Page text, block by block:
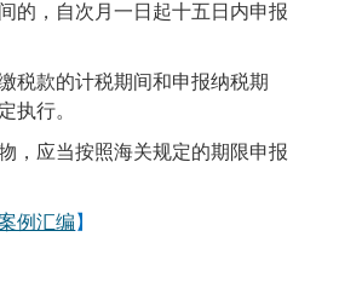
的，自次月一日起十五日内申报
税款的计税期间和申报纳税期
执行。
，应当按照海关规定的期限申报
例汇编 】